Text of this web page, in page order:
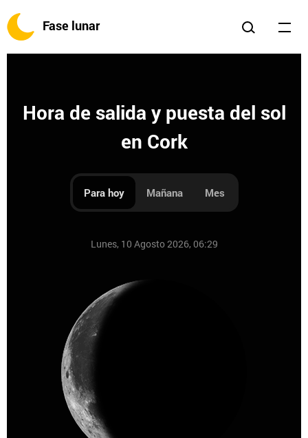
Fase lunar
Hora de salida y puesta del sol
en Cork
Para hoy Mañana Mes
Lunes, 10 Agosto 2026, 06:29